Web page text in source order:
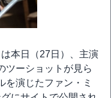
本日（27日）、主演
ツーショットが見ら
を演じたファン・ミ